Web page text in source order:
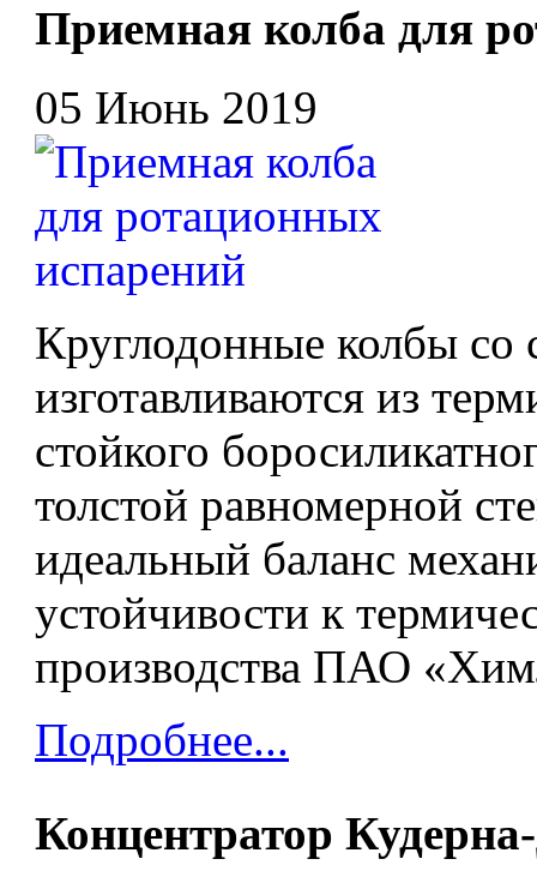
Приемная колба для
05 Июнь 2019
Круглодонные колбы
изготавливаются из
стойкого
толстой равномерной
идеальный баланс
устойчивости к
производства ПАО
Подробнее...
Концентратор